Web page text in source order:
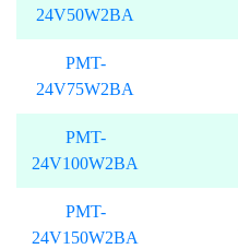
24V50W2BA
PMT-
24V75W2BA
PMT-
24V100W2BA
PMT-
24V150W2BA